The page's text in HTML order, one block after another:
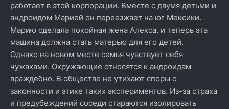
работает в этой корпорации. Вместе с двумя детьми и
андроидом Марией он переезжает на юг Мексики.
Марию сделала покойная жена Алекса, и теперь эта
машина должна стать матерью для его детей.
Однако на новом месте семья чувствует себя
чужаками. Окружающие относятся к андроидам
враждебно. В обществе не утихают споры о
законности и этике таких экспериментов. Из-за страха
и предубеждений соседи стараются изолировать